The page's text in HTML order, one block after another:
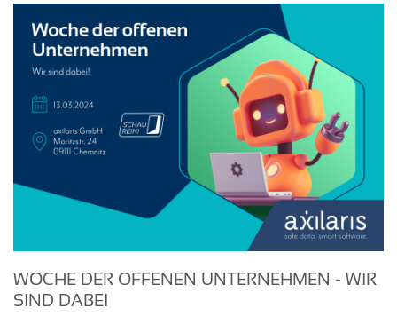
Ihre
Karrierechancen
Jobmesse
Gera
WOCHE DER OFFENEN UNTERNEHMEN - WIR
SIND DABEI